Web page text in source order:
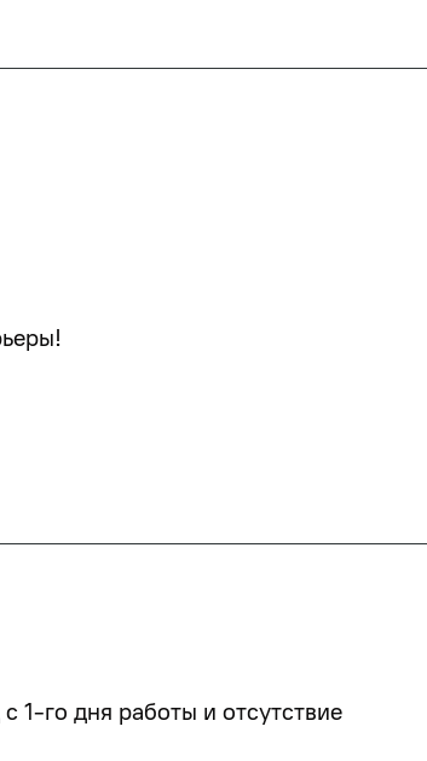
1-го дня работы и отсутствие